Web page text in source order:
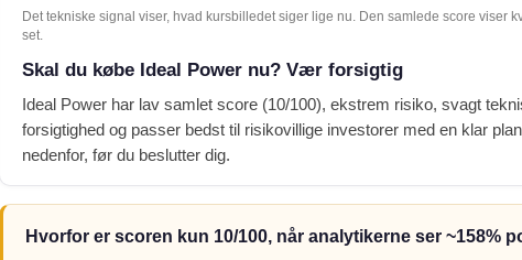
Det tekniske signal viser, hvad kursbilledet siger lige nu. Den samlede score viser
set.
Skal du købe Ideal Power nu? Vær forsigtig
Ideal Power har lav samlet score (10/100), ekstrem risiko, svagt
forsigtighed og passer bedst til risikovillige investorer med en klar
nedenfor, før du beslutter dig.
Hvorfor er scoren kun 10/100, når analytikerne ser ~158%